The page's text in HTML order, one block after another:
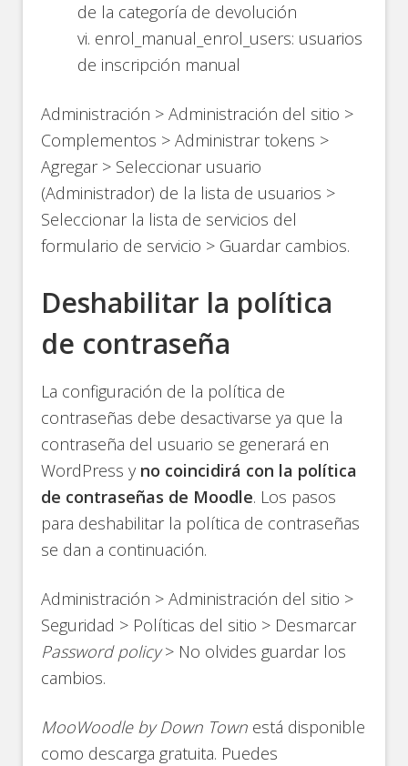
de la categoría de devolución
vi. enrol_manual_enrol_users: usuarios
de inscripción manual
Administración > Administración del sitio >
Complementos > Administrar tokens >
Agregar > Seleccionar usuario
(Administrador) de la lista de usuarios >
Seleccionar la lista de servicios del
formulario de servicio > Guardar cambios.
Deshabilitar la política
de contraseña
La configuración de la política de
contraseñas debe desactivarse ya que la
contraseña del usuario se generará en
WordPress y no coincidirá con la política
de contraseñas de Moodle. Los pasos
para deshabilitar la política de contraseñas
se dan a continuación.
Administración > Administración del sitio >
Seguridad > Políticas del sitio > Desmarcar
Password policy> No olvides guardar los
cambios.
MooWoodle by Down Town está disponible
como descarga gratuita. Puedes